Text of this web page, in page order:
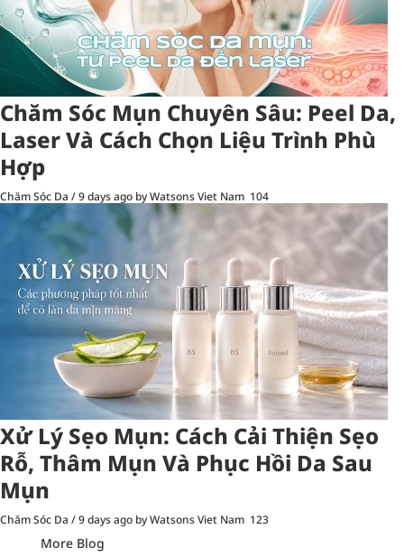
Chăm Sóc Mụn Chuyên Sâu: Peel Da,
Laser Và Cách Chọn Liệu Trình Phù
Hợp
Chăm Sóc Da /9 days ago by Watsons Viet Nam 104
Xử Lý Sẹo Mụn: Cách Cải Thiện Sẹo
Rỗ, Thâm Mụn Và Phục Hồi Da Sau
Mụn
Chăm Sóc Da /9 days ago by Watsons Viet Nam 123
More Blog